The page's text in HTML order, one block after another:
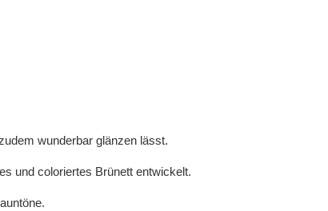
wunderbar glänzen lässt.
und coloriertes Brünett entwickelt.